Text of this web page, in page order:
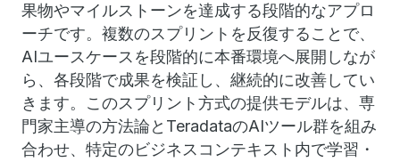
果物やマイルストーンを達成する段階的なアプロ
ーチです。複数のスプリントを反復することで、
AIユースケースを段階的に本番環境へ展開しなが
ら、各段階で成果を検証し、継続的に改善してい
きます。このスプリント方式の提供モデルは、専
門家主導の方法論とTeradataのAIツール群を組み
合わせ、特定のビジネスコンテキスト内で学習・